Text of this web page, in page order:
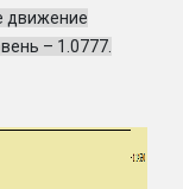
движение
– 1.0777.